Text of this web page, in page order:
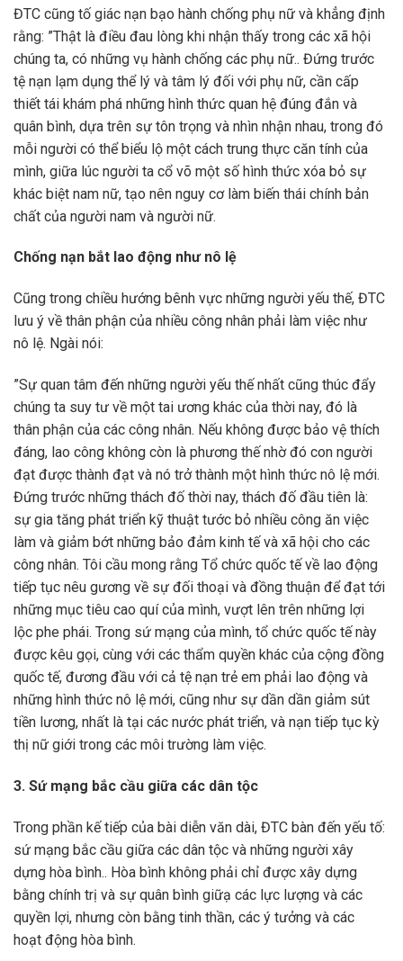
ĐTC cũng tố giác nạn bạo hành chống phụ nữ và khẳng định
rằng: ”Thật là điều đau lòng khi nhận thấy trong các xã hội
chúng ta, có những vụ hành chống các phụ nữ.. Đứng trước
tệ nạn lạm dụng thể lý và tâm lý đối với phụ nữ, cần cấp
thiết tái khám phá những hình thức quan hệ đúng đắn và
quân bình, dựa trên sự tôn trọng và nhìn nhận nhau, trong đó
mỗi người có thể biểu lộ một cách trung thực căn tính của
mình, giữa lúc người ta cổ võ một số hình thức xóa bỏ sự
khác biệt nam nữ, tạo nên nguy cơ làm biến thái chính bản
chất của người nam và người nữ.
Chống nạn bắt lao động như nô lệ
Cũng trong chiều hướng bênh vực những người yếu thế, ĐTC
lưu ý về thân phận của nhiều công nhân phải làm việc như
nô lệ. Ngài nói:
”Sự quan tâm đến những người yếu thế nhất cũng thúc đẩy
chúng ta suy tư về một tai ương khác của thời nay, đó là
thân phận của các công nhân. Nếu không được bảo vệ thích
đáng, lao công không còn là phương thế nhờ đó con người
đạt được thành đạt và nó trở thành một hình thức nô lệ mới.
Đứng trước những thách đố thời nay, thách đố đầu tiên là:
sự gia tăng phát triển kỹ thuật tước bỏ nhiều công ăn việc
làm và giảm bớt những bảo đảm kinh tế và xã hội cho các
công nhân. Tôi cầu mong rằng Tổ chức quốc tế về lao động
tiếp tục nêu gương về sự đối thoại và đồng thuận để đạt tới
những mục tiêu cao quí của mình, vượt lên trên những lợi
lộc phe phái. Trong sứ mạng của mình, tổ chức quốc tế này
được kêu gọi, cùng với các thẩm quyền khác của cộng đồng
quốc tế, đương đầu với cả tệ nạn trẻ em phải lao động và
những hình thức nô lệ mới, cũng như sự dần dần giảm sút
tiền lương, nhất là tại các nước phát triển, và nạn tiếp tục kỳ
thị nữ giới trong các môi trường làm việc.
3. Sứ mạng bắc cầu giữa các dân tộc
Trong phần kế tiếp của bài diễn văn dài, ĐTC bàn đến yếu tố:
sứ mạng bắc cầu giữa các dân tộc và những người xây
dựng hòa bình.. Hòa bình không phải chỉ được xây dựng
bằng chính trị và sự quân bình giữạ các lực lượng và các
quyền lợi, nhưng còn bằng tinh thần, các ý tưởng và các
hoạt động hòa bình.